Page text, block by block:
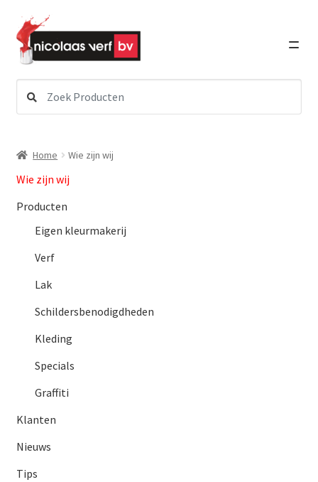
door
naar
navigatie
direct
naar
de
inhoud
naar:Verf
Schildersbenodigdheden
Graffiti Art
Detailing
Giorgio Graesan and Friends
Home Wie zijn wij
Wie zijn wij
Producten
Eigen kleurmakerij
Verf
Lak
Schildersbenodigdheden
Kleding
Specials
Graffiti
Klanten
Nieuws
Tips